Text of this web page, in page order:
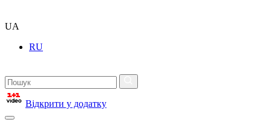
UA
RU
Відкрити у додатку